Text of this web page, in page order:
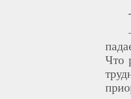
Что